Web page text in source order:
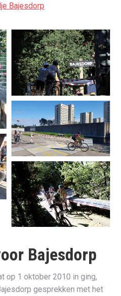
Bajesdorp
Bajesdorp
op 1 oktober 2010 in ging,
gesprekken met het